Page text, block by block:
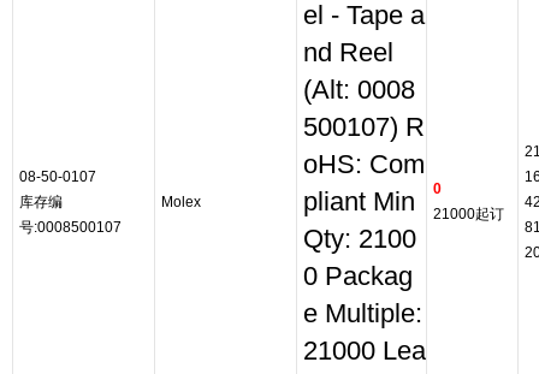
08-50-0107
库存编
号:0008500107
Molex
el - Tape a
nd Reel
(Alt: 0008
500107) R
oHS: Com
pliant Min
Qty: 2100
0 Packag
e Multiple:
21000 Lea
0
21000起订